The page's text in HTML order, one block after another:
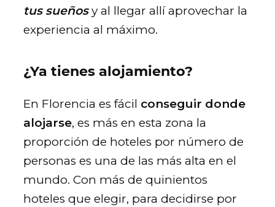
tus sueñosy al llegar allí aprovechar la
experiencia al máximo.
¿Ya tienes alojamiento?
En Florencia es fácil conseguir donde
alojarse, es más en esta zona la
proporción de hoteles por número de
personas es una de las más alta en el
mundo. Con más de quinientos
hoteles que elegir, para decidirse por